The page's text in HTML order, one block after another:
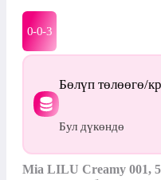
0-0-3
Бөлүп төлөөгө/
Бул дүкөндө
Mia LILU Creamy 001,